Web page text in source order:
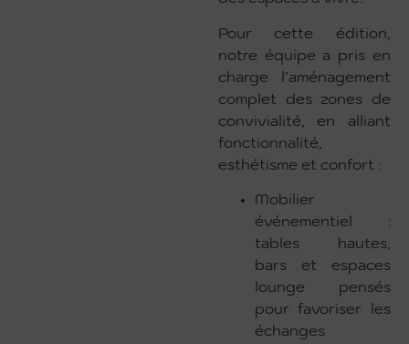
Pour cette édition,
notre équipe a pris en
charge l’aménagement
complet des zones de
convivialité, en alliant
fonctionnalité,
esthétisme et confort :
Mobilier
événementiel :
tables hautes,
bars et espaces
lounge pensés
pour favoriser les
échanges